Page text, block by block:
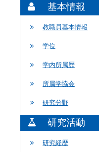
基本情報
教職員基本情報
学位
学内所属歴
所属学協会
研究分野
研究活動
研究経歴